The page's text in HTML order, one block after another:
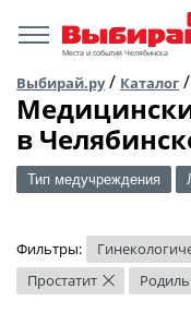
Места и события Челябинска
Выбирай.ру/ Каталог /
в
Тип медучреждения
Фильтры:
Простатит ×